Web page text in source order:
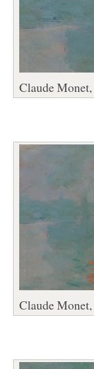
Claude Monet,
Claude Monet,